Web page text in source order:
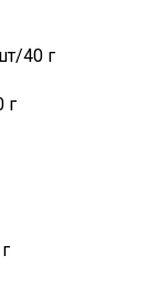
40 г
г